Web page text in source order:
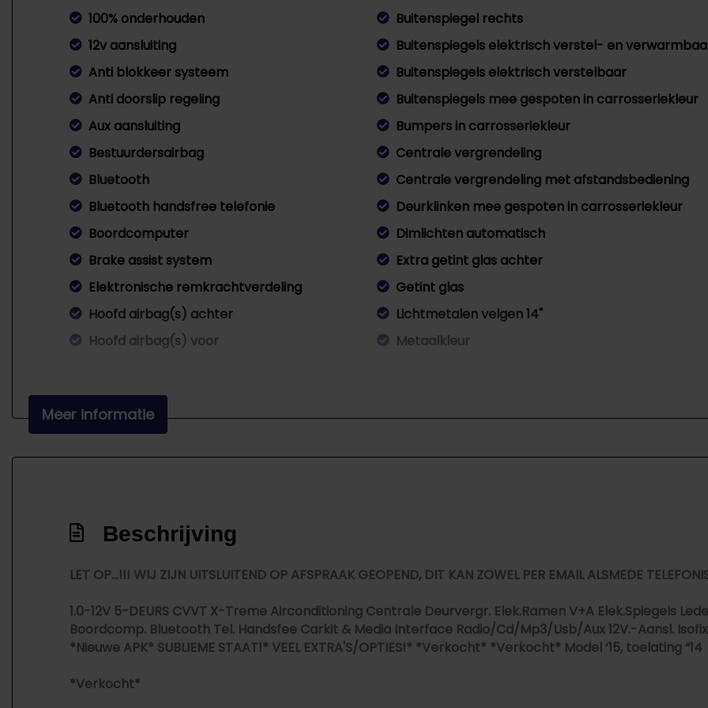
100% onderhouden
12v aansluiting
Anti blokkeer systeem
Anti doorslip regeling
Aux aansluiting
Bestuurdersairbag
Bluetooth
Bluetooth handsfree telefonie
Boordcomputer
Brake assist system
Elektronische remkrachtverdeling
Hoofd airbag(s) achter
Hoofd airbag(s) voor
Lederen stuur
Lichtmetalen sportvelgen
Multifunctioneel stuurwiel
Parelmoerlak
Passagiersairbag
Special edition
Toerenteller
Buitenspiegel rechts
Buitenspiegels elektrisch verstel- en
Buitenspiegels elektrisch verstelbaar
Buitenspiegels mee gespoten in carrosseriekleur
Bumpers in carrosseriekleur
Centrale vergrendeling
Centrale vergrendeling met afstandsbediening
Deurklinken mee gespoten in carrosseriekleur
Dimlichten automatisch
Extra getint glas achter
Getint glas
Lichtmetalen velgen 14"
Metaalkleur
Airco
Electronic climate control
Stuur en versnellingspook (kunst)leder
Stuur verstelbaar
Meer informatie
Beschrijving
LET OP...!!! WIJ ZIJN UITSLUITEND OP AFSPRAAK GEOPEND, DIT KAN ZOWEL PER EMAIL ALSMEDE
1.0-12V 5-DEURS CVVT X-Treme Airconditioning Centrale Deurvergr. Elek.Ramen V+A Elek.Spiegels
Boordcomp. Bluetooth Tel. Handsfee Carkit & Media Interface Radio/Cd/Mp3/Usb/Aux 12V.-Aansl.
*Nieuwe APK* SUBLIEME STAAT!* VEEL EXTRA'S/OPTIES!* *Verkocht* *Verkocht* Model ‘15, toelating “14
*Verkocht*